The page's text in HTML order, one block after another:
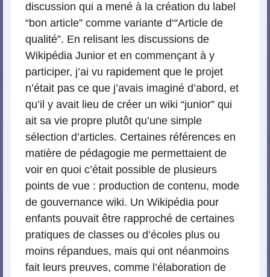
discussion qui a mené à la création du label
“bon article” comme variante d‘“Article de
qualité”. En relisant les discussions de
Wikipédia Junior et en commençant à y
participer, j’ai vu rapidement que le projet
n’était pas ce que j’avais imaginé d’abord, et
qu’il y avait lieu de créer un wiki “junior” qui
ait sa vie propre plutôt qu’une simple
sélection d’articles. Certaines références en
matière de pédagogie me permettaient de
voir en quoi c’était possible de plusieurs
points de vue : production de contenu, mode
de gouvernance wiki. Un Wikipédia pour
enfants pouvait être rapproché de certaines
pratiques de classes ou d’écoles plus ou
moins répandues, mais qui ont néanmoins
fait leurs preuves, comme l’élaboration de